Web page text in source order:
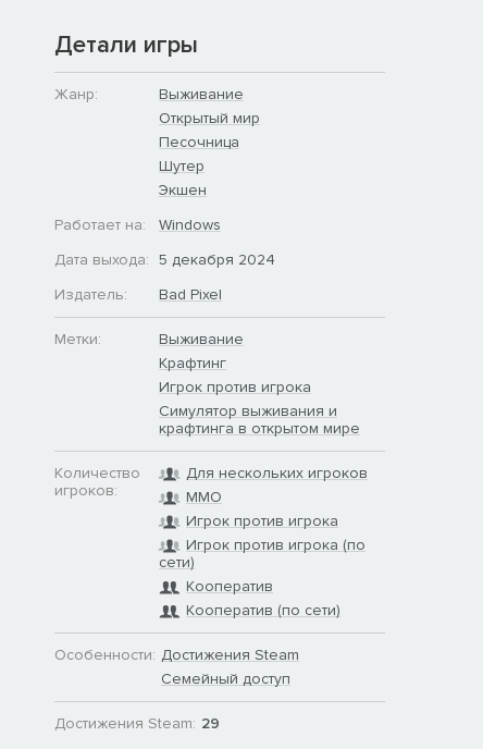
Детали игры
Жанр:
Выживание
Открытый мир
Песочница
Шутер
Экшен
Работает на:
Windows
Дата выхода: 5 декабря 2024
Издатель:
Bad Pixel
Метки:
Выживание
Крафтинг
Игрок против игрока
Симулятор выживания и
крафтинга в открытом мире
Количество
игроков:
Для нескольких игроков
MMO
Игрок против игрока
Игрок против игрока (по
сети)
Кооператив
Кооператив (по сети)
Особенности: Достижения Steam
Семейный доступ
Достижения Steam: 29